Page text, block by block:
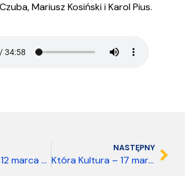
Mariusz Kosiński i Karol Pius.
Kolacjuwa – 12 marca 2026
NASTĘPNY
Która Kultura – 17 marca 2026